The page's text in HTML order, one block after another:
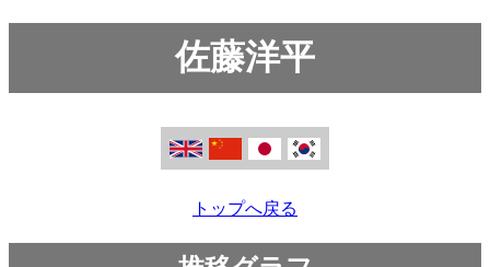
佐藤洋平
トップへ戻る